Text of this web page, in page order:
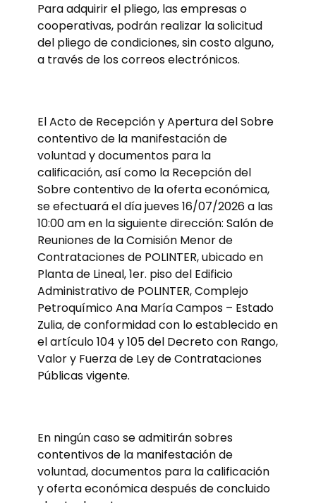
Para adquirir el pliego, las empresas o
cooperativas, podrán realizar la solicitud
del pliego de condiciones, sin costo alguno,
a través de los correos electrónicos.
El Acto de Recepción y Apertura del Sobre
contentivo de la manifestación de
voluntad y documentos para la
calificación, así como la Recepción del
Sobre contentivo de la oferta económica,
se efectuará el día jueves 16/07/2026 a las
10:00 am en la siguiente dirección: Salón de
Reuniones de la Comisión Menor de
Contrataciones de POLINTER, ubicado en
Planta de Lineal, 1er. piso del Edificio
Administrativo de POLINTER, Complejo
Petroquímico Ana María Campos – Estado
Zulia, de conformidad con lo establecido en
el artículo 104 y 105 del Decreto con Rango,
Valor y Fuerza de Ley de Contrataciones
Públicas vigente.
En ningún caso se admitirán sobres
contentivos de la manifestación de
voluntad, documentos para la calificación
y oferta económica después de concluido